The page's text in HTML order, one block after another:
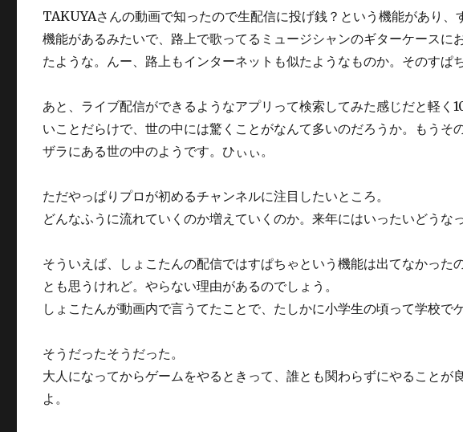
TAKUYAさんの動画で知ったので生配信に投げ銭？という機能があり
機能があるみたいで、路上で歌ってるミュージシャンのギターケース
たような。んー、路上もインターネットも似たようなものか。そのすぱ
あと、ライブ配信ができるようなアプリって検索してみた感じだと軽
いことだらけで、世の中には驚くことがなんて多いのだろうか。もう
ザラにある世の中のようです。ひぃぃ。
ただやっぱりプロが初めるチャンネルに注目したいところ。
どんなふうに流れていくのか増えていくのか。来年にはいったいどうな
そういえば、しょこたんの配信ではすぱちゃという機能は出てなかっ
とも思うけれど。やらない理由があるのでしょう。
しょこたんが動画内で言うてたことで、たしかに小学生の頃って学校で
そうだったそうだった。
大人になってからゲームをやるときって、誰とも関わらずにやること
よ。